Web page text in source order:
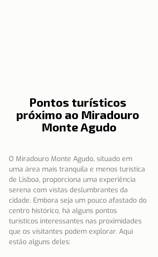
Pontos turísticos
próximo ao Miradouro
Monte Agudo
O Miradouro Monte Agudo, situado em
uma área mais tranquila e menos turística
de Lisboa, proporciona uma experiência
serena com vistas deslumbrantes da
cidade. Embora seja um pouco afastado do
centro histórico, há alguns pontos
turísticos interessantes nas proximidades
que os visitantes podem explorar. Aqui
estão alguns deles: